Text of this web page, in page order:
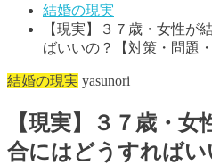
結婚の現実
【現実】３７歳・女性が
ばいいの？【対策・問題・
結婚の現実 yasunori
【現実】３７歳・
合にはどうすればい